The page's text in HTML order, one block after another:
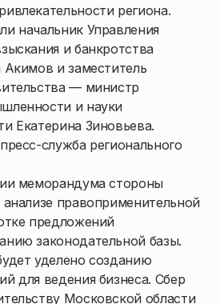
региона.
начальник Управления
и банкротства
Акимов и заместитель
— министр
и науки
Екатерина Зиновьева.
служба регионального
меморандума стороны
правоприменительной
предложений
законодательной базы.
уделено созданию
для ведения бизнеса. Сбер
Московской области